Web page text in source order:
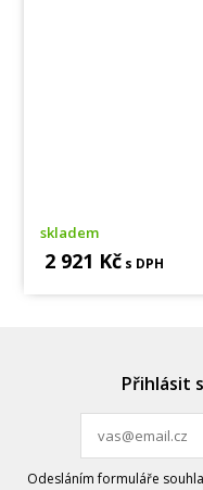
skladem
2 921 Kč s DPH
Přihlásit
Odesláním formuláře